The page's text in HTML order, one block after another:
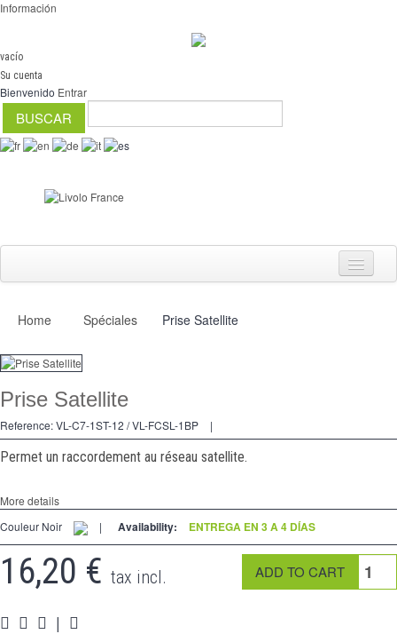
Información
vacío
Su cuenta
Bienvenido Entrar
Interruptores
regulador
2 Ways
accesorios
Pièces
Apoyo
Home Spéciales Prise Satellite
Prise Satellite
Reference:VL-C7-1ST-12 / VL-FCSL-1BP |
Permet un raccordement au réseau satellite.
More details
Couleur Noir
| Availability: ENTREGA EN 3 A 4 DÍAS
16,20 € tax incl.
|